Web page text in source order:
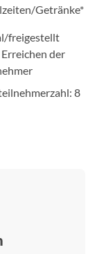
Getränke*
freigestellt
der
8